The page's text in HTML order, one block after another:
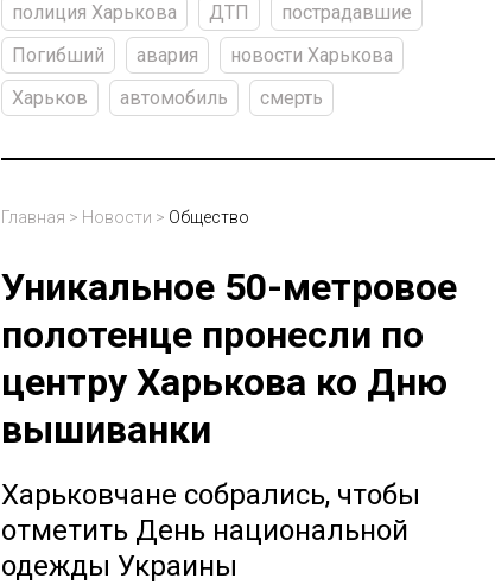
полиция Харькова ДТП
пострадавшие
Погибший
авария
новости Харькова
Харьков
автомобиль смерть
Главная > Новости > Общество
Уникальное 50-метровое
полотенце пронесли по
центру Харькова ко Дню
вышиванки
Харьковчане собрались, чтобы
отметить День национальной
одежды Украины